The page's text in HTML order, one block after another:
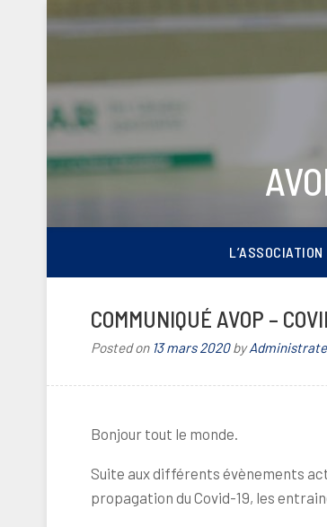
L’ASSOCIATION
COMMUNIQUÉ AVOP –
Posted on 13 mars 2020by
Bonjour tout le monde.
Suite aux différents évènements
propagation du Covid-19, les